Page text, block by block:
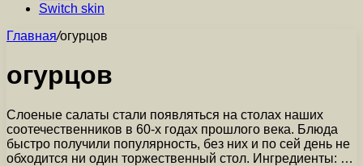
Switch skin
Главная/огурцов
огурцов
Слоеные салаты стали появляться на столах наших
соотечественников в 60-х годах прошлого века. Блюда
быстро получили популярность, без них и по сей день не
обходится ни один торжественный стол. Ингредиенты: …